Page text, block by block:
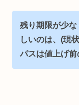
残り期限が少
しいのは、(現
パスは値上げ前